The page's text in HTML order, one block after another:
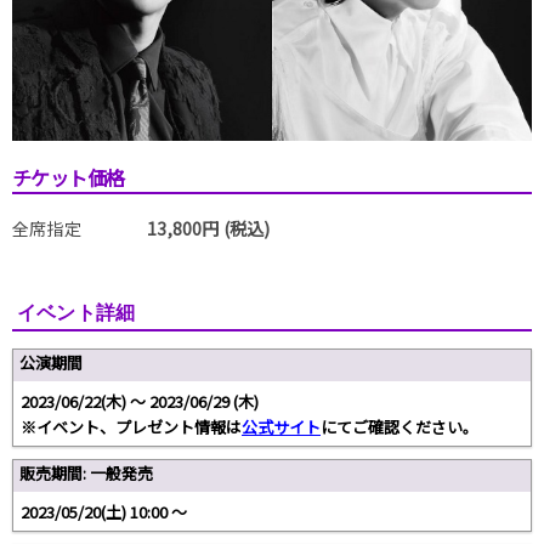
チケット価格
全席指定 13,800円 (税込)
イベント詳細
公演期間
2023/06/22(木) 〜 2023/06/29 (木)
※イベント、プレゼント情報は公式サイトにてご確認ください。
販売期間: 一般発売
2023/05/20(土) 10:00 〜